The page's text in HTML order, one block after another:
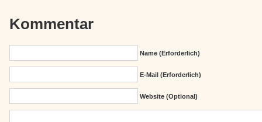
Kommentar
Name (erforderlich)
E-Mail (erforderlich)
Website (Optional)